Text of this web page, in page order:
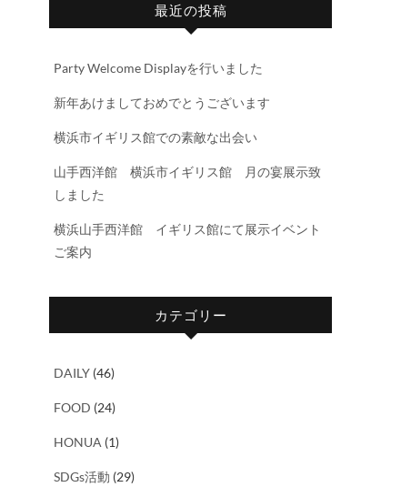
最近の投稿
Party Welcome Displayを行いました
新年あけましておめでとうございます
横浜市イギリス館での素敵な出会い
山手西洋館 横浜市イギリス館 月の宴展示致
しました
横浜山手西洋館 イギリス館にて展示イベント
ご案内
カテゴリー
DAILY (46)
FOOD (24)
HONUA (1)
SDGs活動 (29)